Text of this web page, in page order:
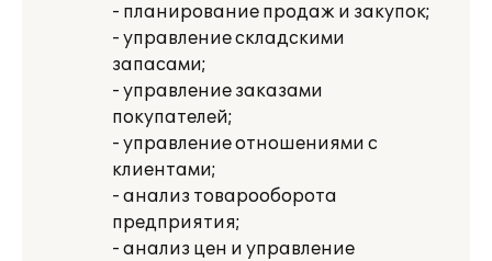
- планирование продаж и закупок;
- управление складскими
запасами;
- управление заказами
покупателей;
- управление отношениями с
клиентами;
- анализ товарооборота
предприятия;
- анализ цен и управление